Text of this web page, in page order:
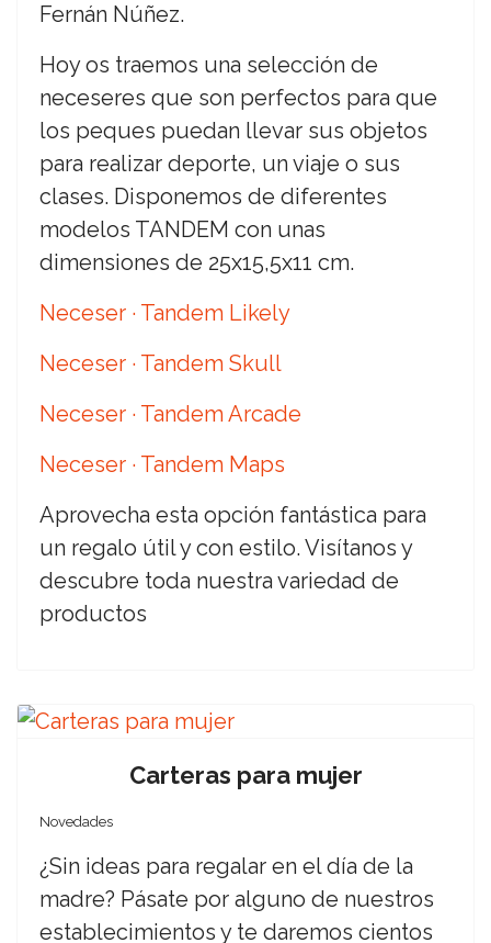
Fernán Núñez.
Hoy os traemos una selección de
neceseres que son perfectos para que
los peques puedan llevar sus objetos
para realizar deporte, un viaje o sus
clases. Disponemos de diferentes
modelos TANDEM con unas
dimensiones de 25x15,5x11 cm.
Neceser · Tandem Likely
Neceser · Tandem Skull
Neceser · Tandem Arcade
Neceser · Tandem Maps
Aprovecha esta opción fantástica para
un regalo útil y con estilo. Visítanos y
descubre toda nuestra variedad de
productos
Carteras para mujer
Novedades
¿Sin ideas para regalar en el día de la
madre? Pásate por alguno de nuestros
establecimientos y te daremos cientos